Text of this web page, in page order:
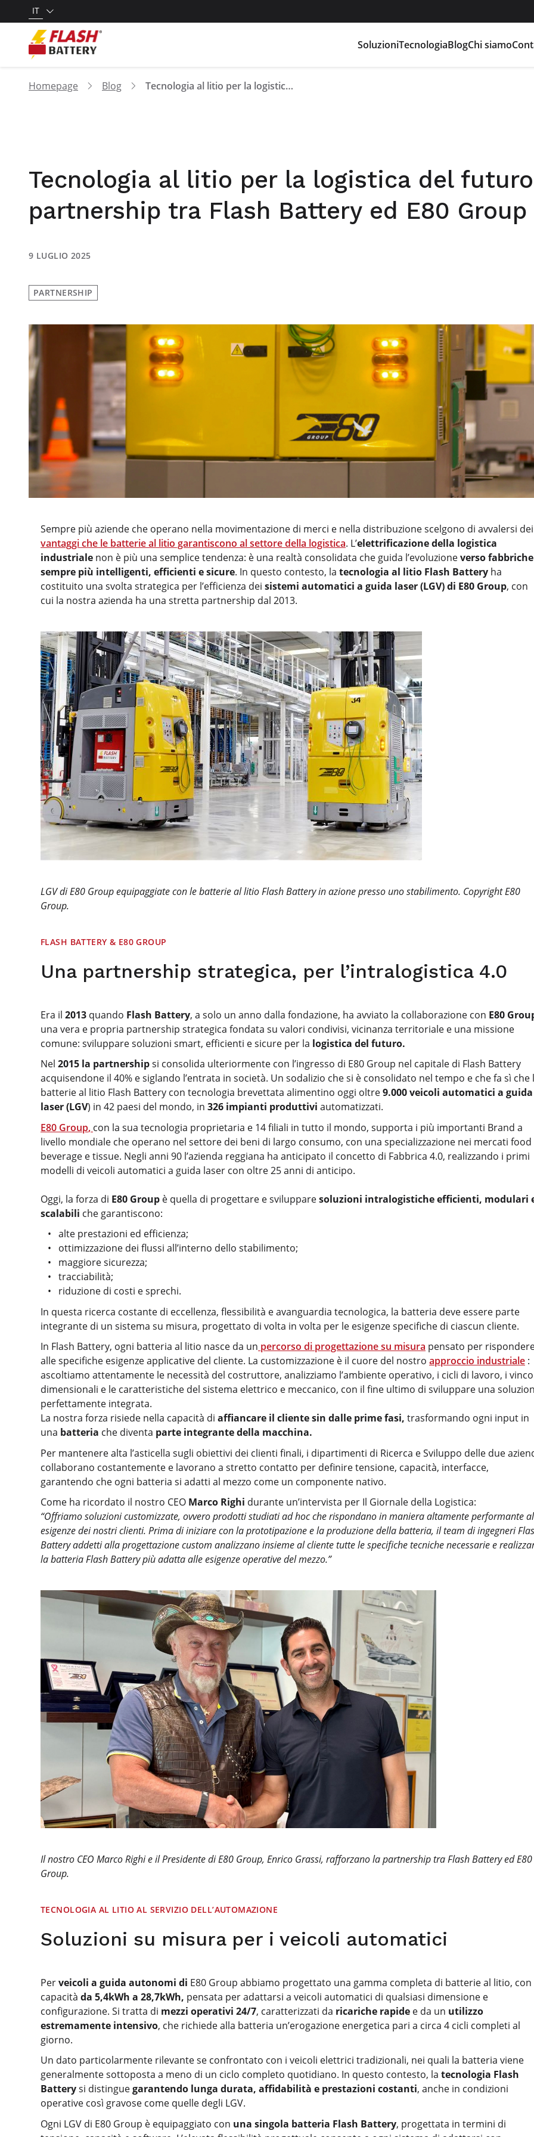
IT
SoluzioniTecnologiaBlogChi siamo
Homepage Blog Tecnologia al litio per la logistica del futuro: la partnership tra Flash Battery ed E80 Group
Tecnologia al litio per la logistica del
partnership tra Flash Battery ed E80 Group
9 LUGLIO 2025
PARTNERSHIP
Sempre più aziende che operano nella movimentazione di merci e nella distribuzione scelgono di avvalersi dei
vantaggi che le batterie al litio garantiscono al settore della logistica. L’elettrificazione della logistica
industriale non è più una semplice tendenza: è una realtà consolidata che guida l’evoluzioneverso fabbriche
sempre più intelligenti, efficienti e sicure. In questo contesto, la tecnologia al litio Flash Battery ha
costituito una svolta strategica per l’efficienza dei sistemi automatici a guida laser (LGV) di E80 Group, con
cui la nostra azienda ha una stretta partnership dal 2013.
LGV di E80 Group equipaggiate con le batterie al litio Flash Battery in azione presso uno stabilimento. Copyright E80
Group.
FLASH BATTERY & E80 GROUP
Una partnership strategica, per l’intralogistica 4.0
Era il 2013 quando Flash Battery, a solo un anno dalla fondazione, ha avviato la collaborazione con E80
una vera e propria partnership strategica fondata su valori condivisi, vicinanza territoriale e una missione
comune: sviluppare soluzioni smart, efficienti e sicure per la logistica del futuro.
Nel 2015 la partnershipsi consolida ulteriormente con l’ingresso di E80 Group nel capitale di Flash Battery
acquisendone il 40% e siglando l’entrata in società. Un sodalizio che si è consolidato nel tempo e che fa sì che
batterie al litio Flash Battery con tecnologia brevettata alimentino oggi oltre9.000 veicoli automatici a guida
laser (LGV) in 42 paesi del mondo, in 326 impianti produttivi automatizzati.
E80 Group, con la sua tecnologia proprietaria e 14 filiali in tutto il mondo, supporta i più importanti Brand a
livello mondiale che operano nel settore dei beni di largo consumo, con una specializzazione nei mercati food
beverage e tissue. Negli anni 90 l’azienda reggiana ha anticipato il concetto di Fabbrica 4.0, realizzando i primi
modelli di veicoli automatici a guida laser con oltre 25 anni di anticipo.
Oggi, la forza di E80 Group è quella di progettare e svilupparesoluzioni intralogistiche efficienti, modulari
scalabili che garantiscono:
alte prestazioni ed efficienza;
ottimizzazione dei flussi all’interno dello stabilimento;
maggiore sicurezza;
tracciabilità;
riduzione di costi e sprechi.
In questa ricerca costante di eccellenza, flessibilità e avanguardia tecnologica, la batteria deve essere parte
integrante di un sistema su misura, progettato di volta in volta per le esigenze specifiche di ciascun cliente.
In Flash Battery, ogni batteria al litio nasce da un percorso di progettazione su misura pensato per
alle specifiche esigenze applicative del cliente. La customizzazione è il cuore del nostro approccio industriale :
ascoltiamo attentamente le necessità del costruttore, analizziamo l’ambiente operativo, i cicli di lavoro, i
dimensionali e le caratteristiche del sistema elettrico e meccanico, con il fine ultimo di sviluppare una
perfettamente integrata.
La nostra forza risiede nella capacità di affiancare il cliente sin dalle prime fasi, trasformando ogni input in
una batteria che diventa parte integrante della macchina.
Per mantenere alta l’asticella sugli obiettivi dei clienti finali, i dipartimenti di Ricerca e Sviluppo delle due
collaborano costantemente e lavorano a stretto contatto per definire tensione, capacità, interfacce,
garantendo che ogni batteria si adatti al mezzo come un componente nativo.
Come ha ricordato il nostro CEO Marco Righi durante un’intervista per Il Giornale della Logistica:
“Offriamo soluzioni customizzate, ovvero prodotti studiati ad hoc che rispondano in maniera altamente performante
esigenze dei nostri clienti. Prima di iniziare con la prototipazione e la produzione della batteria, il team di ingegneri
Battery addetti alla progettazione custom analizzano insieme al cliente tutte le specifiche tecniche necessarie e
la batteria Flash Battery più adatta alle esigenze operative del mezzo.”
Il nostro CEO Marco Righi e il Presidente di E80 Group, Enrico Grassi, rafforzano la partnership tra Flash Battery ed E80
Group.
TECNOLOGIA AL LITIO AL SERVIZIO DELL’AUTOMAZIONE
Soluzioni su misura per i veicoli automatici
Perveicoli a guida autonomi di E80 Group abbiamo progettato una gamma completa di batterie al litio, con
capacità da 5,4kWh a 28,7kWh, pensata per adattarsi a veicoli automatici di qualsiasi dimensione e
configurazione. Si tratta di mezzi operativi 24/7, caratterizzati da ricariche rapide e da un utilizzo
estremamente intensivo, che richiede alla batteria un’erogazione energetica pari a circa 4 cicli completi al
giorno.
Un dato particolarmente rilevante se confrontato con i veicoli elettrici tradizionali, nei quali la batteria viene
generalmente sottoposta a meno di un ciclo completo quotidiano. In questo contesto, la tecnologia Flash
Batterysi distinguegarantendo lunga durata, affidabilità e prestazioni costanti, anche in condizioni
operative così gravose come quelle degli LGV.
Ogni LGV di E80 Group è equipaggiato con una singola batteria Flash Battery, progettata in termini di